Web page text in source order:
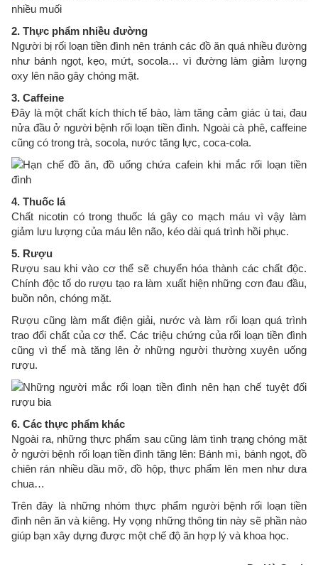
2. Thực phẩm nhiều đường
Người bị rối loạn tiền đình nên tránh các đồ ăn quá nhiều đường
như bánh ngọt, kẹo, mứt, socola… vì đường làm giảm lượng
oxy lên não gây chóng mặt.
3. Caffeine
Đây là một chất kích thích tế bào, làm tăng cảm giác ù tai, đau
nửa đầu ở người bệnh rối loạn tiền đình. Ngoài cà phê, caffeine
cũng có trong trà, socola, nước tăng lực, coca-cola.
4. Thuốc lá
Chất nicotin có trong thuốc lá gây co mạch máu vì vậy làm
giảm lưu lượng của máu lên não, kéo dài quá trình hồi phục.
5. Rượu
Rượu sau khi vào cơ thể sẽ chuyển hóa thành các chất độc.
Chính độc tố do rượu tạo ra làm xuất hiện những cơn đau đầu,
buồn nôn, chóng mặt.
Rượu cũng làm mất điện giải, nước và làm rối loạn quá trình
trao đổi chất của cơ thể. Các triệu chứng của rối loạn tiền đình
cũng vì thế mà tăng lên ở những người thường xuyên uống
rượu.
6. Các thực phẩm khác
Ngoài ra, những thực phẩm sau cũng làm tình trạng chóng mặt
ở người bệnh rối loạn tiền đình tăng lên: Bánh mì, bánh ngọt, đồ
chiên rán nhiều dầu mỡ, đồ hộp, thực phẩm lên men như dưa
chua…
Trên đây là những nhóm thực phẩm người bệnh rối loạn tiền
đình nên ăn và kiêng. Hy vọng những thông tin này sẽ phần nào
giúp bạn xây dựng được một chế độ ăn hợp lý và khoa học.